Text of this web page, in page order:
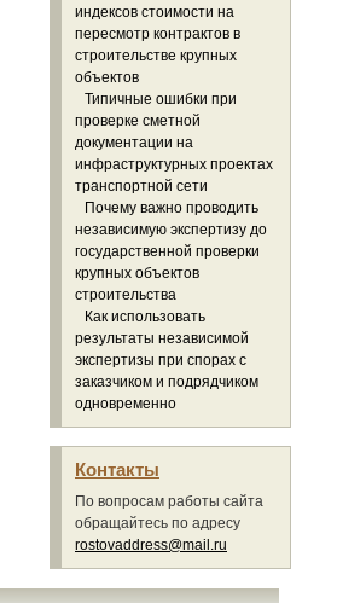
индексов стоимости на
пересмотр контрактов в
строительстве крупных
объектов
Типичные ошибки при
проверке сметной
документации на
инфраструктурных проектах
транспортной сети
Почему важно проводить
независимую экспертизу до
государственной проверки
крупных объектов
строительства
Как использовать
результаты независимой
экспертизы при спорах с
заказчиком и подрядчиком
одновременно
Контакты
По вопросам работы сайта
обращайтесь по адресу
rostovaddress@mail.ru